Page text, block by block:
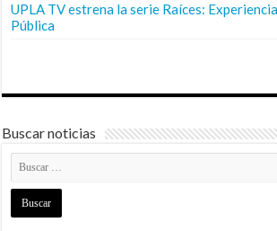
UPLA TV estrena la serie Raíces:
Pública
Buscar noticias